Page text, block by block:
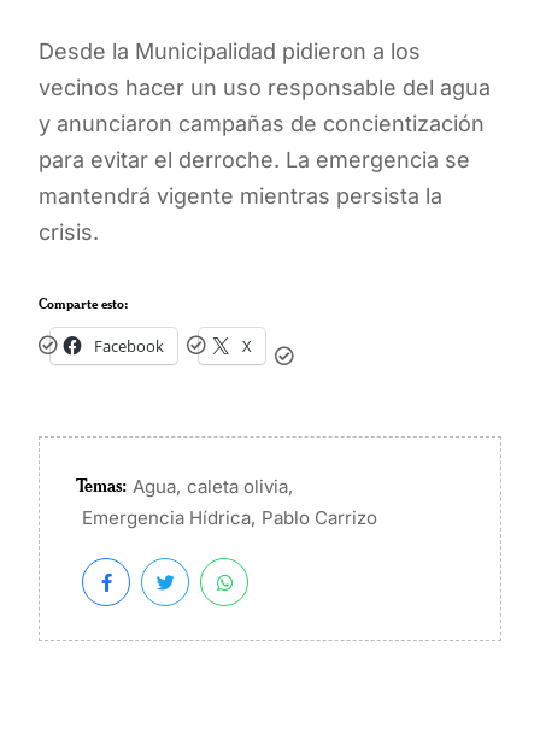
Desde la Municipalidad pidieron a los
vecinos hacer un uso responsable del agua
y anunciaron campañas de concientización
para evitar el derroche. La emergencia se
mantendrá vigente mientras persista la
crisis.
Comparte esto:
Facebook X
Temas: Agua, caleta olivia,
Emergencia Hídrica, Pablo Carrizo